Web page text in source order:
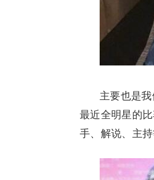
主要也是
最近全明星的
手、解说、主持